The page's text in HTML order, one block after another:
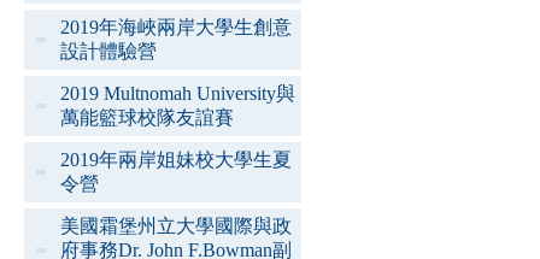
2019年海峽兩岸大學生創意
設計體驗營
2019 Multnomah University與
萬能籃球校隊友誼賽
2019年兩岸姐妹校大學生夏
令營
美國霜堡州立大學國際與政
府事務Dr. John F.Bowman副